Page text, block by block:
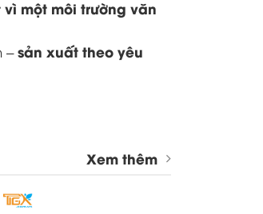
một môi trường văn
–sản xuất theo yêu
Xem thêm